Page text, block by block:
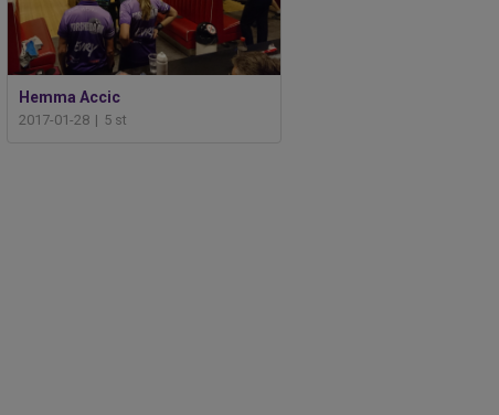
Hemma Accic
2017-01-28 | 5 st